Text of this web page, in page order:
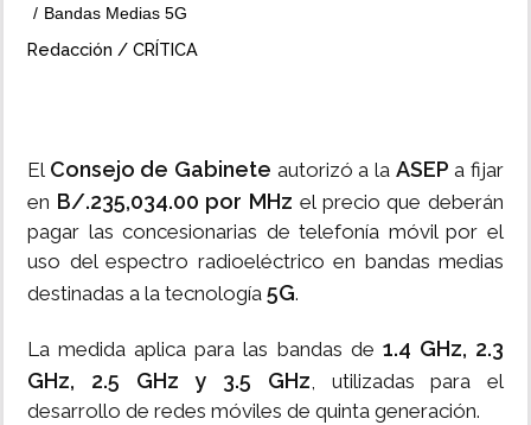
Bandas Medias 5G
Redacción / CRÍTICA
El Consejo de Gabinete autorizó a la ASEP a fijar
en B/.235,034.00 por MHz el precio que deberán
pagar las concesionarias de telefonía móvil por el
uso del espectro radioeléctrico en bandas medias
destinadas a la tecnología 5G.
La medida aplica para las bandas de 1.4 GHz, 2.3
GHz, 2.5 GHz y 3.5 GHz, utilizadas para el
desarrollo de redes móviles de quinta generación.